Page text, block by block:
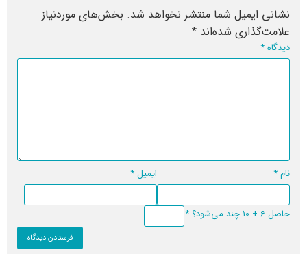
نشانی ایمیل شما منتشر نخواهد شد. بخش‌های موردنیاز
علامت‌گذاری شده‌اند *
دیدگاه*
نام* ایمیل*
حاصل 6 + 10 چند می‌شود؟ *